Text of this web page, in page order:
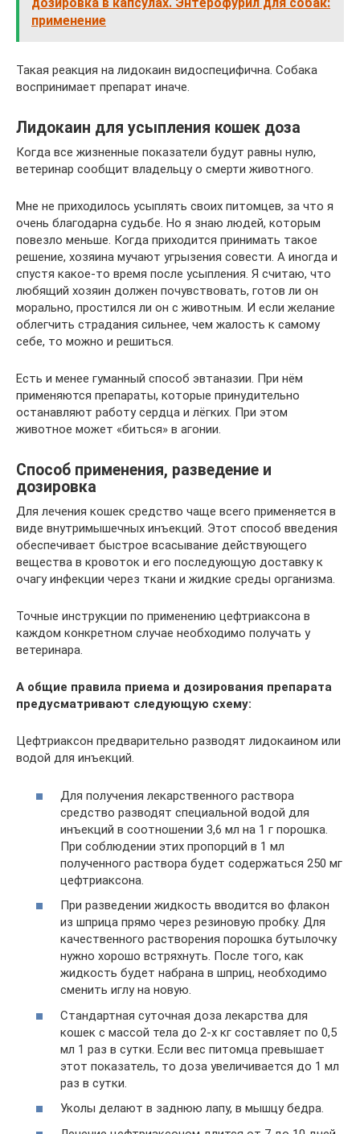
применение
Такая реакция на лидокаин видоспецифична. Собака
воспринимает препарат иначе.
Лидокаин для усыпления кошек доза
Когда все жизненные показатели будут равны нулю,
ветеринар сообщит владельцу о смерти животного.
Мне не приходилось усыплять своих питомцев, за что я
очень благодарна судьбе. Но я знаю людей, которым
повезло меньше. Когда приходится принимать такое
решение, хозяина мучают угрызения совести. А иногда и
спустя какое-то время после усыпления. Я считаю, что
любящий хозяин должен почувствовать, готов ли он
морально, простился ли он с животным. И если желание
облегчить страдания сильнее, чем жалость к самому
себе, то можно и решиться.
Есть и менее гуманный способ эвтаназии. При нём
применяются препараты, которые принудительно
останавляют работу сердца и лёгких. При этом
животное может «биться» в агонии.
Способ применения, разведение и
дозировка
Для лечения кошек средство чаще всего применяется в
виде внутримышечных инъекций. Этот способ введения
обеспечивает быстрое всасывание действующего
вещества в кровоток и его последующую доставку к
очагу инфекции через ткани и жидкие среды организма.
Точные инструкции по применению цефтриаксона в
каждом конкретном случае необходимо получать у
ветеринара.
А общие правила приема и дозирования препарата
предусматривают следующую схему:
Цефтриаксон предварительно разводят лидокаином или
водой для инъекций.
Для получения лекарственного раствора
средство разводят специальной водой для
инъекций в соотношении 3,6 мл на 1 г порошка.
При соблюдении этих пропорций в 1 мл
полученного раствора будет содержаться 250 мг
цефтриаксона.
При разведении жидкость вводится во флакон
из шприца прямо через резиновую пробку. Для
качественного растворения порошка бутылочку
нужно хорошо встряхнуть. После того, как
жидкость будет набрана в шприц, необходимо
сменить иглу на новую.
Стандартная суточная доза лекарства для
кошек с массой тела до 2-х кг составляет по 0,5
мл 1 раз в сутки. Если вес питомца превышает
этот показатель, то доза увеличивается до 1 мл
раз в сутки.
Уколы делают в заднюю лапу, в мышцу бедра.